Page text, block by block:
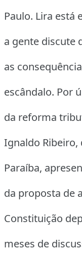
Paulo. Lira está
a gente discute
as
escândalo. Por
da reforma
Ignaldo Ribeiro,
Paraíba,
da proposta de
Constituição
meses de